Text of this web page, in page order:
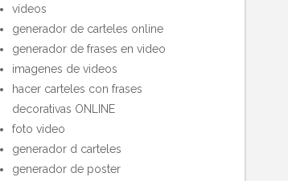
vídeos
generador de carteles online
generador de frases en video
imagenes de videos
hacer carteles con frases
decorativas ONLINE
foto video
generador d carteles
generador de poster